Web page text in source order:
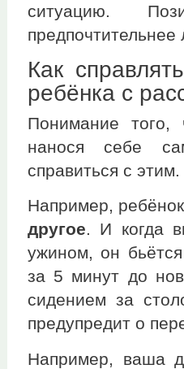
ситуацию.
предпочтительнее
Как
ребёнка с
Понимание
нанося себе
справиться с этим.
Например,
другое. И когда
ужином, он
за 5 минут до
сидением за
предупредит о
Например, ваша